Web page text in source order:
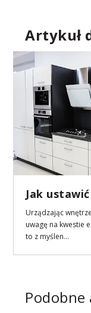
Artykuł
Jak
Urządzając
uwagę na kwestie
to z myślen...
Podobne